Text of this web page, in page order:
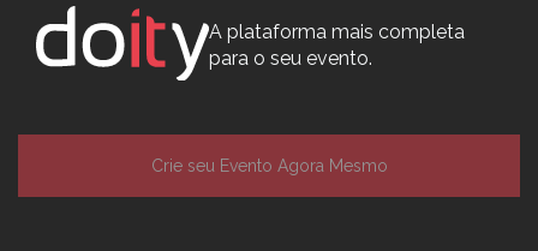
A plataforma mais completa
para o seu evento.
Crie seu Evento Agora Mesmo